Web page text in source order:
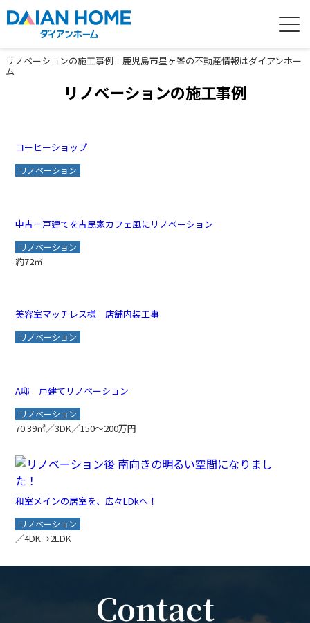
リノベーションの施工事例｜鹿児島市星ヶ峯の不動産情報はダイアンホー
ム
リノベーションの施工事例
コーヒーショップ
リノベーション
中古一戸建てを古民家カフェ風にリノベーション
リノベーション
約72㎡
美容室マッチレス様 店舗内装工事
リノベーション
A邸 戸建てリノベーション
リノベーション
70.39㎡／3DK／150～200万円
和室メインの居室を、広々LDkへ！
リノベーション
／4DK→2LDK
Contact